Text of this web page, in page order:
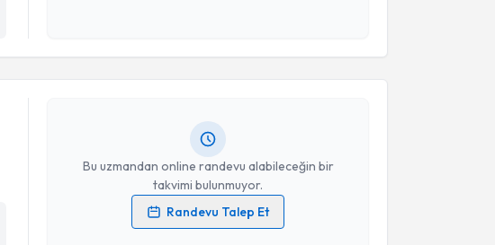
Takvim Talebini Gönder
Bu uzmandan online randevu alabileceğin bir
takvimi bulunmuyor.
Randevu Talep Et
Kişisel verilerimin işlenmesine ilişkinAydınlatma Metni
Randevu Takvimi Talebi